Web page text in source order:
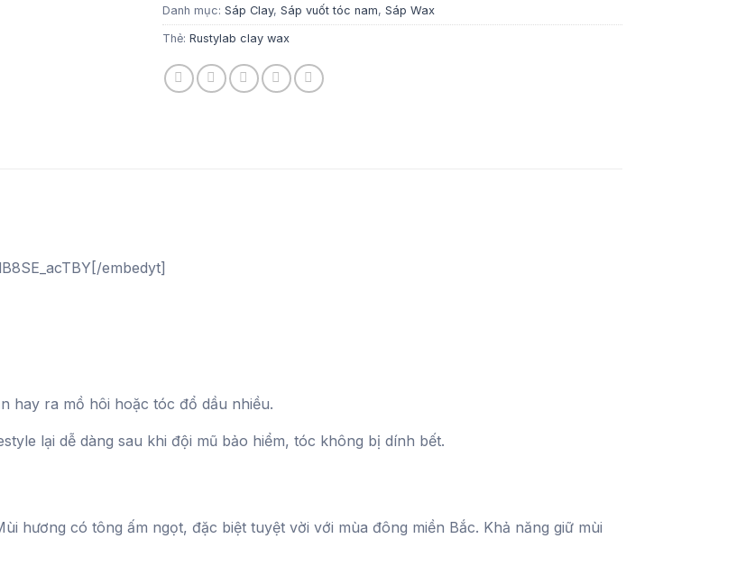
Danh mục: Sáp Clay, Sáp vuốt tóc nam, Sáp Wax
Thẻ: Rustylab clay wax
embedyt]
hay ra mồ hôi hoặc tóc đổ dầu nhiều.
lại dễ dàng sau khi đội mũ bảo hiểm, tóc không bị dính bết.
hương có tông ấm ngọt, đặc biệt tuyệt vời với mùa đông miền Bắc. Khả năng giữ mùi